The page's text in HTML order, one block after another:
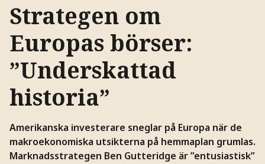
Strategen om
Europas börser:
”Underskattad
historia”
Amerikanska investerare sneglar på Europa när de
makroekonomiska utsikterna på hemmaplan grumlas.
Marknadsstrategen Ben Gutteridge är ”entusiastisk”